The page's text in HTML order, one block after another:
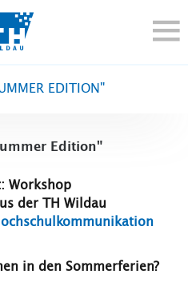
TH-
Moodle
EDITION"
Edition"
Workshop
der TH Wildau
in den Sommerferien?